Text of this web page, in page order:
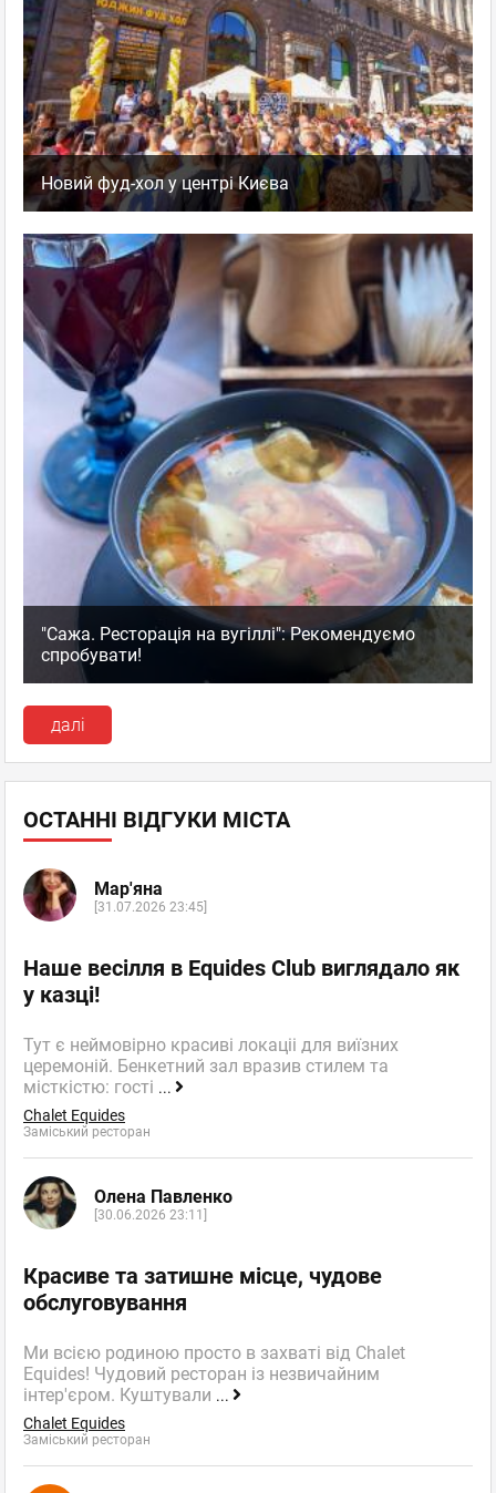
Новий фуд-хол у центрі Києва
"Сажа. Ресторація на вугіллі": Рекомендуємо
спробувати!
далі
ОСТАННІ ВІДГУКИ МІСТА
Мар'яна
[31.07.2026 23:45]
Наше весілля в Equides Club виглядало як
у казці!
Тут є неймовірно красиві локаціі для виїзних
церемоній. Бенкетний зал вразив стилем та
місткістю: гості ...
Chalet Equides
Заміський ресторан
Олена Павленко
[30.06.2026 23:11]
Красиве та затишне місце, чудове
обслуговування
Ми всією родиною просто в захваті від Chalet
Equides! Чудовий ресторан із незвичайним
інтер'єром. Куштували ...
Chalet Equides
Заміський ресторан